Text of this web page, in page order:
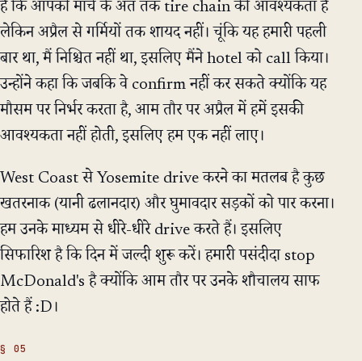
हैं कि आपको मार्च के अंत तक tire chain की आवश्यकता है
लेकिन अप्रैल से गर्मियों तक शायद नहीं। चूंकि यह हमारी पहली
बार था, मैं निश्चित नहीं था, इसलिए मैंने hotel को call किया।
उन्होंने कहा कि जबकि वे confirm नहीं कर सकते क्योंकि यह
मौसम पर निर्भर करता है, आम तौर पर अप्रैल में हमें इसकी
आवश्यकता नहीं होती, इसलिए हम एक नहीं लाए।
West Coast से Yosemite drive करने का मतलब है कुछ
खतरनाक (यानी ढलानदार) और घुमावदार सड़कों को पार करना।
हम उनके माध्यम से धीरे-धीरे drive करते हैं। इसलिए
सिफारिश है कि दिन में जल्दी शुरू करें। हमारी पसंदीदा stop
McDonald's है क्योंकि आम तौर पर उनके शौचालय साफ
होते हैं :D।